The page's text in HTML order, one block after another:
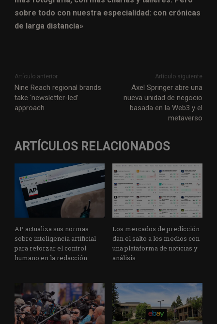
sobre todo con nuestra especialidad: con crónicas
de larga distancia»
Artículo anterior
Nine Reach regional brands
take ‘newsletter-led’
approach
Artículo siguiente
Axel Springer abre una
nueva unidad de negocio
basada en la Web3 y el
metaverso
ARTÍCULOS RELACIONADOS
AP actualiza sus normas
sobre inteligencia artificial
para reforzar el control
humano en la redacción
Los mercados de predicción
dan el salto a los medios con
una plataforma de noticias y
análisis